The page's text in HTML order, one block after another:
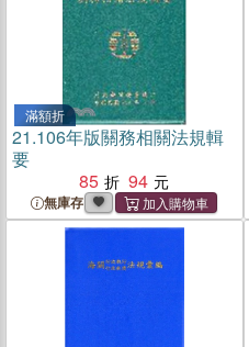
滿額折
21.106年版關務相關法規輯
要
85
94
無庫存